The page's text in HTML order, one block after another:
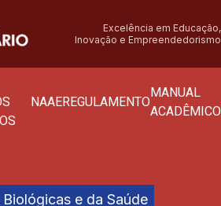
Excelência em Educação,
Inovação e Empreendedorismo
NAAEREGULAMENTOMANUAL
ACADÊMICO
e da Saúde